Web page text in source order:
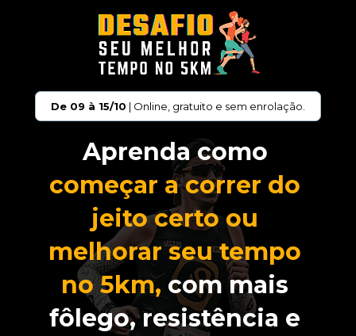
começar a correr do
jeito certo ou
melhorar seu tempo
no 5km, com mais
fôlego, resistência e
De 09 à 15/10 | Online, gratuito e sem enrolação.